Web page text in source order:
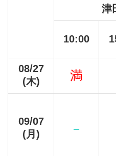
津
10:00
08/27
(木)
満
09/07
(月)
－